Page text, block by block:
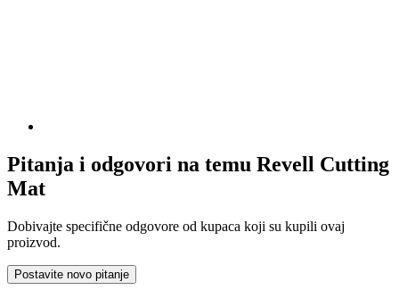
Pitanja i odgovori na temu Revell Cutting
Mat
Dobivajte specifične odgovore od kupaca koji su kupili ovaj
proizvod.
Postavite novo pitanje